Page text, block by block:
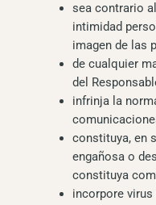
sea contrario
intimidad
imagen de las
de cualquier
del
infrinja la
constituya, en
engañosa o
constituya
incorpore